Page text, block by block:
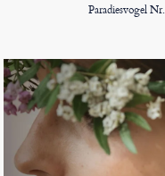
Paradiesvogel